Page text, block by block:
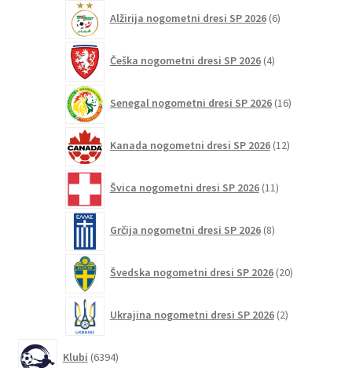
Alžirija nogometni dresi SP 2026 6izdelkov
Češka nogometni dresi SP 2026 4izdelki
Senegal nogometni dresi SP 2026 16izdelkov
Kanada nogometni dresi SP 2026 12izdelkov
Švica nogometni dresi SP 2026 11izdelkov
Grčija nogometni dresi SP 2026 8izdelkov
Švedska nogometni dresi SP 2026 20izdelkov
Ukrajina nogometni dresi SP 2026 2izdelka
Klubi 6394izdelkov